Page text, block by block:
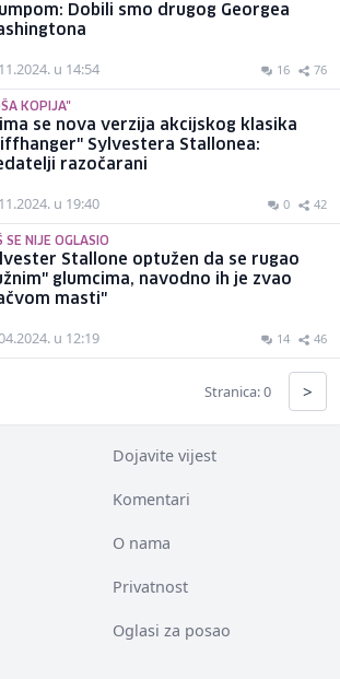
Dobili smo drugog Georgea
u 14:54 16 76
KOPIJA"
se nova verzija akcijskog klasika
Sylvestera Stallonea:
razočarani
u 19:40 0 42
SE NIJE OGLASIO
Stallone optužen da se rugao
glumcima, navodno ih je zvao
masti"
u 12:19 14 46
Stranica: 0 >
Dojavite vijest
Komentari
O nama
Privatnost
Oglasi za posao